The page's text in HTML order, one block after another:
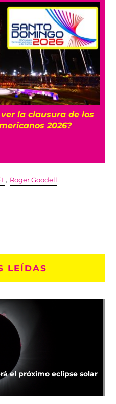
la clausura de los
2026?
, Roger Goodell
LEÍDAS
el próximo eclipse solar